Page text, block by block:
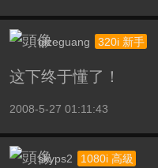
qizeguang 320i 新手
这下终于懂了！
2008-5-27 01:11:43
skyps2 1080i 高級